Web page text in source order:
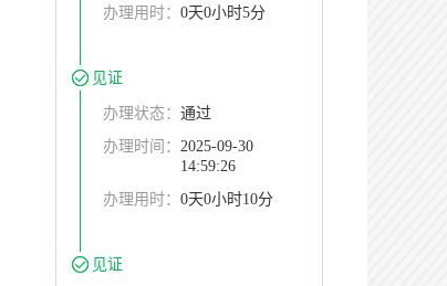
办理用时： 0天0小时5分
见证
办理状态： 通过
办理时间： 2025-09-30
14:59:26
办理用时： 0天0小时10分
见证